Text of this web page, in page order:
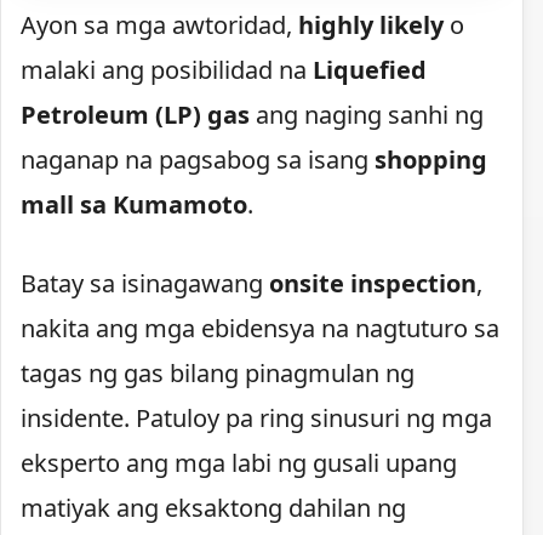
Ayon sa mga awtoridad, highly likelyo
malaki ang posibilidad na Liquefied
Petroleum (LP) gas ang naging sanhi ng
naganap na pagsabog sa isang shopping
mall sa Kumamoto.
Batay sa isinagawang onsite inspection,
nakita ang mga ebidensya na nagtuturo sa
tagas ng gas bilang pinagmulan ng
insidente. Patuloy pa ring sinusuri ng mga
eksperto ang mga labi ng gusali upang
matiyak ang eksaktong dahilan ng